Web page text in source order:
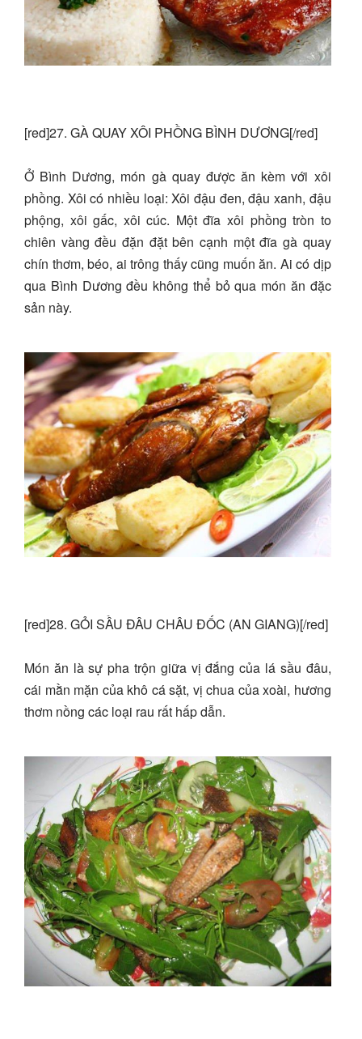
[red]27. GÀ QUAY XÔI PHỒNG BÌNH DƯƠNG[/red]
Ở Bình Dương, món gà quay được ăn kèm với xôi
phồng. Xôi có nhiều loại: Xôi đậu đen, đậu xanh, đậu
phộng, xôi gấc, xôi cúc. Một đĩa xôi phồng tròn to
chiên vàng đều đặn đặt bên cạnh một đĩa gà quay
chín thơm, béo, ai trông thấy cũng muốn ăn. Ai có dịp
qua Bình Dương đều không thể bỏ qua món ăn đặc
sản này.
[red]28. GỎI SẦU ĐÂU CHÂU ĐỐC (AN GIANG)[/red]
Món ăn là sự pha trộn giữa vị đắng của lá sầu đâu,
cái mằn mặn của khô cá sặt, vị chua của xoài, hương
thơm nồng các loại rau rất hấp dẫn.